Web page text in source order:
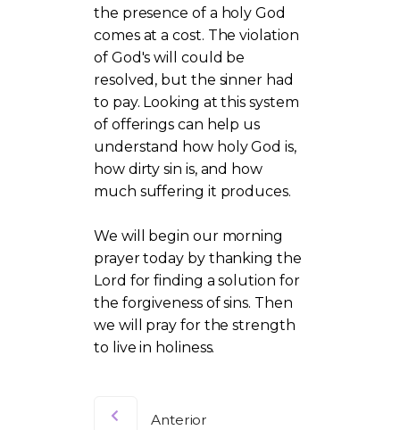
the presence of a holy God
comes at a cost. The violation
of God's will could be
resolved, but the sinner had
to pay. Looking at this system
of offerings can help us
understand how holy God is,
how dirty sin is, and how
much suffering it produces.
We will begin our morning
prayer today by thanking the
Lord for finding a solution for
the forgiveness of sins. Then
we will pray for the strength
to live in holiness.
Anterior